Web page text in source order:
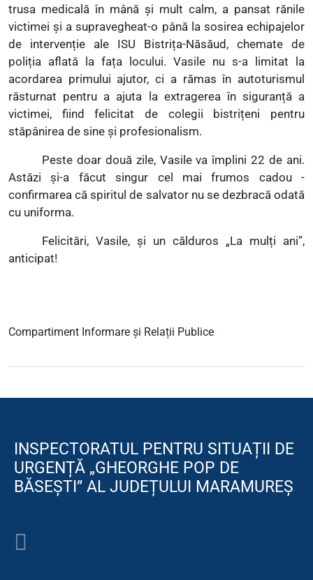
trusa medicală în mână și mult calm, a pansat rănile
victimei și a supravegheat-o până la sosirea echipajelor
de intervenție ale ISU Bistrița-Năsăud, chemate de
poliția aflată la fața locului. Vasile nu s-a limitat la
acordarea primului ajutor, ci a rămas în autoturismul
răsturnat pentru a ajuta la extragerea în siguranță a
victimei, fiind felicitat de colegii bistrițeni pentru
stăpânirea de sine și profesionalism.
Peste doar două zile, Vasile va împlini 22 de ani.
Astăzi și-a făcut singur cel mai frumos cadou -
confirmarea că spiritul de salvator nu se dezbracă odată
cu uniforma.
Felicitări, Vasile, și un călduros „La mulți ani”,
anticipat!
Compartiment Informare și Relații Publice
INSPECTORATUL PENTRU SITUAȚII DE
URGENȚĂ „GHEORGHE POP DE
BĂSEȘTI” AL JUDEȚULUI MARAMUREȘ